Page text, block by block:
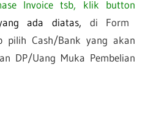
Invoice tsb, klik button
ada diatas, di Form
pilih Cash/Bank yang akan
DP/Uang Muka Pembelian